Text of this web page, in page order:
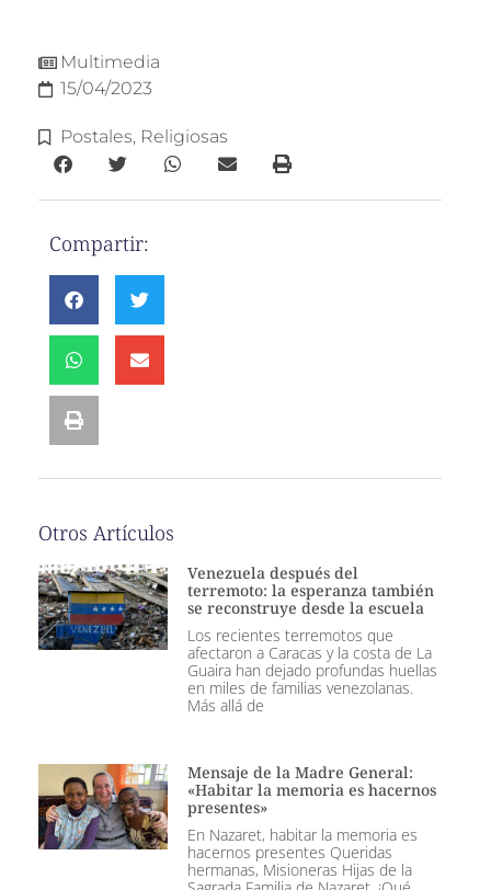
Multimedia
15/04/2023
Postales, Religiosas
Compartir:
Otros Artículos
Venezuela después del
terremoto: la esperanza también
se reconstruye desde la escuela
Los recientes terremotos que
afectaron a Caracas y la costa de La
Guaira han dejado profundas huellas
en miles de familias venezolanas.
Más allá de
Mensaje de la Madre General:
«Habitar la memoria es hacernos
presentes»
En Nazaret, habitar la memoria es
hacernos presentes Queridas
hermanas, Misioneras Hijas de la